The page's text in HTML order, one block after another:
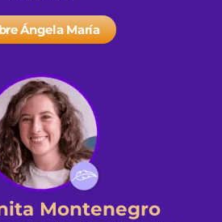
Ángela María
Montenegro